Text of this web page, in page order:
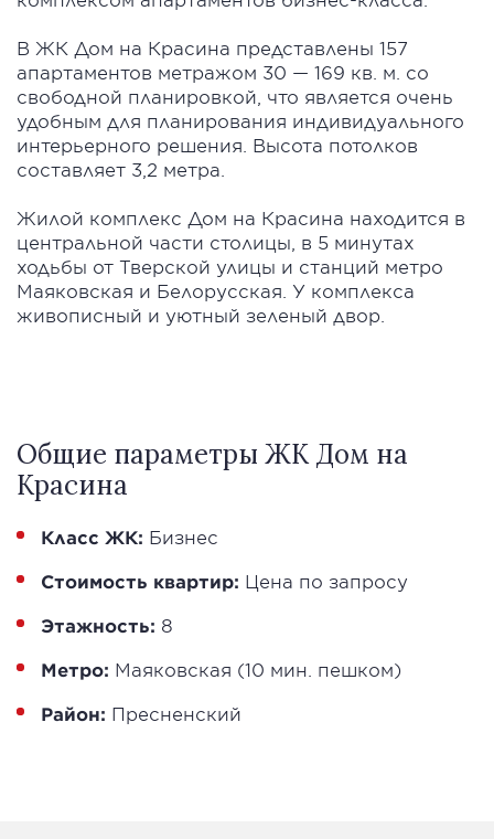
В ЖК Дом на Красина представлены 157
апартаментов метражом 30 — 169 кв. м. со
свободной планировкой, что является очень
удобным для планирования индивидуального
интерьерного решения. Высота потолков
составляет 3,2 метра.
Жилой комплекс Дом на Красина находится в
центральной части столицы, в 5 минутах
ходьбы от Тверской улицы и станций метро
Маяковская и Белорусская. У комплекса
живописный и уютный зеленый двор.
Общие параметры ЖК Дом на
Красина
Класс ЖК: Бизнес
Стоимость квартир: Цена по запросу
Этажность: 8
Метро: Маяковская (10 мин. пешком)
Район: Пресненский